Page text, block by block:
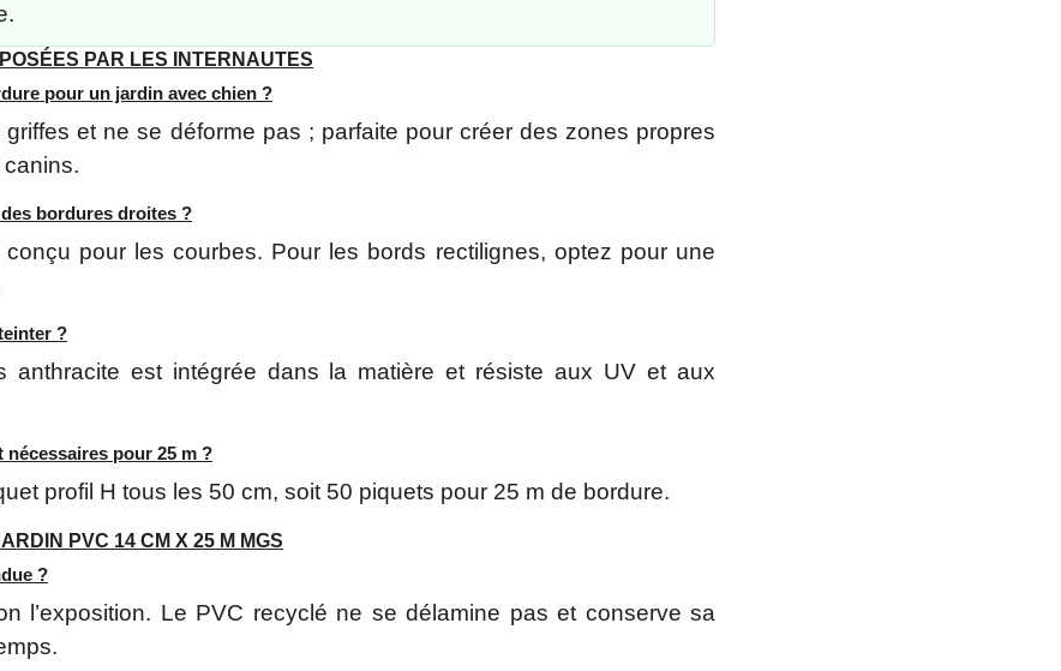
PAR LES INTERNAUTES
pour un jardin avec chien ?
et ne se déforme pas ; parfaite pour créer des zones propres
bordures droites ?
pour les courbes. Pour les bords rectilignes, optez pour une
?
anthracite est intégrée dans la matière et résiste aux UV et aux
pour 25 m ?
profil H tous les 50 cm, soit 50 piquets pour 25 m de bordure.
PVC 14 CM X 25 M MGS
?
l’exposition. Le PVC recyclé ne se délamine pas et conserve sa